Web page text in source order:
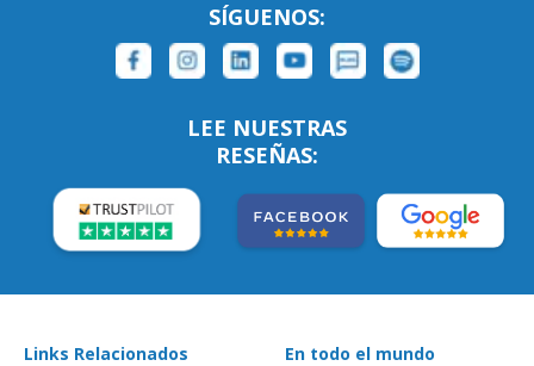
SÍGUENOS:
LEE NUESTRAS
RESEÑAS:
Links Relacionados En todo el mundo